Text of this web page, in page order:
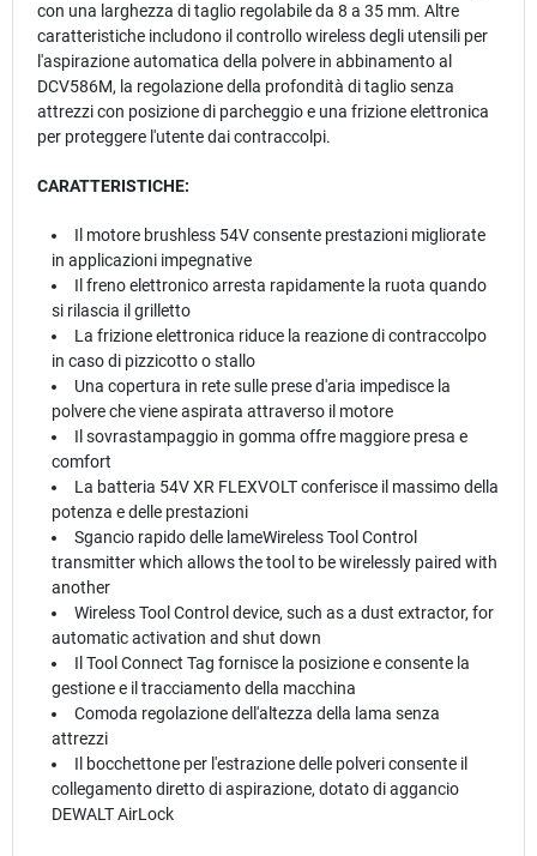
con una larghezza di taglio regolabile da 8 a 35 mm. Altre
caratteristiche includono il controllo wireless degli utensili per
l'aspirazione automatica della polvere in abbinamento al
DCV586M, la regolazione della profondità di taglio senza
attrezzi con posizione di parcheggio e una frizione elettronica
per proteggere l'utente dai contraccolpi.
CARATTERISTICHE:
Il motore brushless 54V consente prestazioni migliorate
in applicazioni impegnative
Il freno elettronico arresta rapidamente la ruota quando
si rilascia il grilletto
La frizione elettronica riduce la reazione di contraccolpo
in caso di pizzicotto o stallo
Una copertura in rete sulle prese d'aria impedisce la
polvere che viene aspirata attraverso il motore
Il sovrastampaggio in gomma offre maggiore presa e
comfort
La batteria 54V XR FLEXVOLT conferisce il massimo della
potenza e delle prestazioni
Sgancio rapido delle lameWireless Tool Control
transmitter which allows the tool to be wirelessly paired with
another
Wireless Tool Control device, such as a dust extractor, for
automatic activation and shut down
Il Tool Connect Tag fornisce la posizione e consente la
gestione e il tracciamento della macchina
Comoda regolazione dell'altezza della lama senza
attrezzi
Il bocchettone per l'estrazione delle polveri consente il
collegamento diretto di aspirazione, dotato di aggancio
DEWALT AirLock